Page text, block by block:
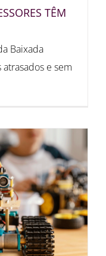
TÊM
Baixada
e sem